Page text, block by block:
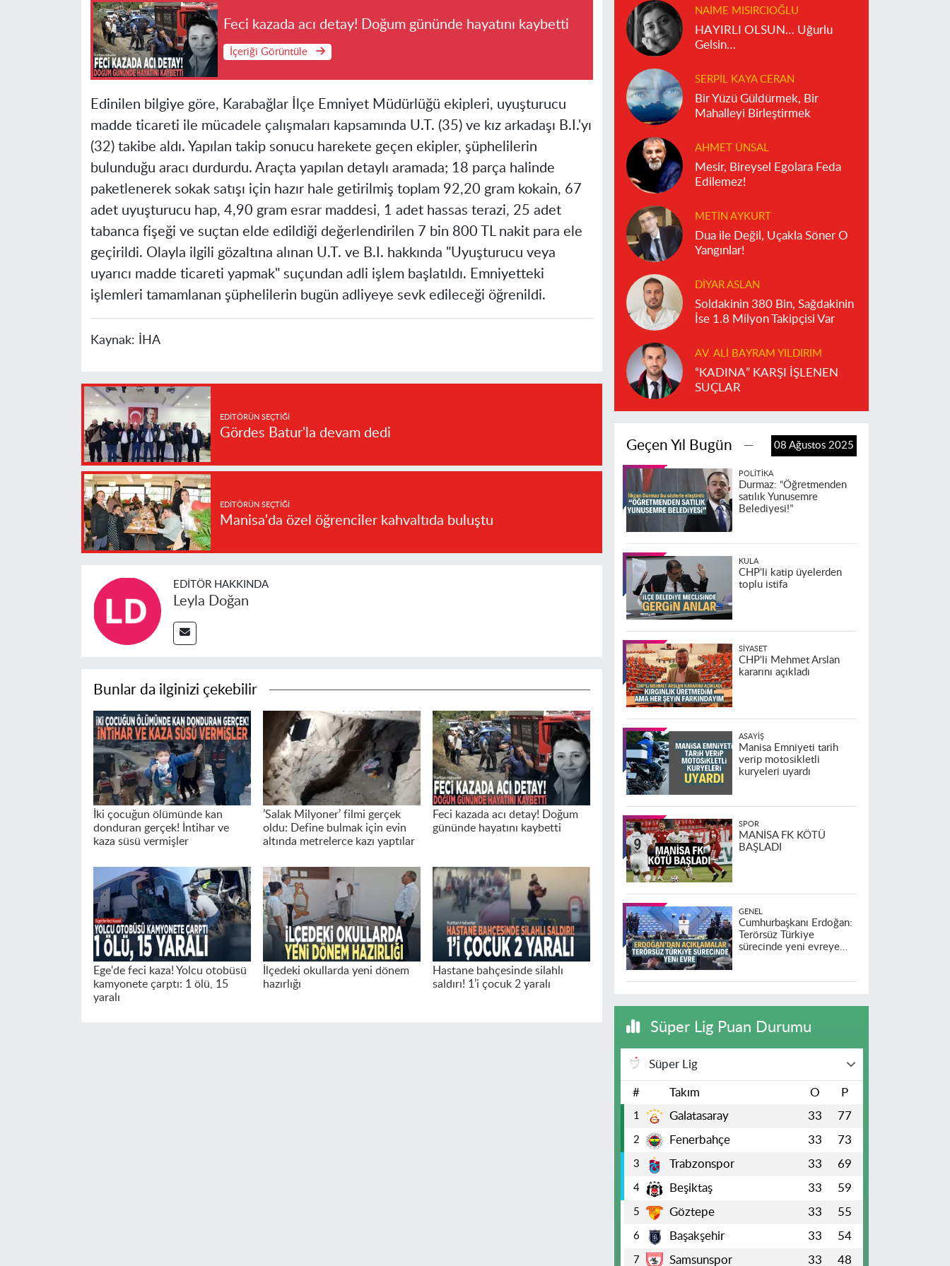
Feci kazada acı detay! Doğum gününde hayatını kaybetti
İçeriği Görüntüle
Edinilen bilgiye göre, Karabağlar İlçe Emniyet Müdürlüğü ekipleri, uyuşturucu
madde ticareti ile mücadele çalışmaları kapsamında U.T. (35) ve kız arkadaşı B.I.'yı
(32) takibe aldı. Yapılan takip sonucu harekete geçen ekipler, şüphelilerin
bulunduğu aracı durdurdu. Araçta yapılan detaylı aramada; 18 parça halinde
paketlenerek sokak satışı için hazır hale getirilmiş toplam 92,20 gram kokain, 67
adet uyuşturucu hap, 4,90 gram esrar maddesi, 1 adet hassas terazi, 25 adet
tabanca fişeği ve suçtan elde edildiği değerlendirilen 7 bin 800 TL nakit para ele
geçirildi. Olayla ilgili gözaltına alınan U.T. ve B.I. hakkında "Uyuşturucu veya
uyarıcı madde ticareti yapmak" suçundan adli işlem başlatıldı. Emniyetteki
işlemleri tamamlanan şüphelilerin bugün adliyeye sevk edileceği öğrenildi.
Kaynak: İHA
EDITÖRÜN SEÇTIĞI
Gördes Batur'la devam dedi
EDITÖRÜN SEÇTIĞI
Manisa'da özel öğrenciler kahvaltıda buluştu
EDITÖR HAKKINDA
Leyla Doğan
Bunlar da ilginizi çekebilir
İki çocuğun ölümünde kan
donduran gerçek! İntihar ve
kaza süsü vermişler
’Salak Milyoner’ filmi gerçek
oldu: Define bulmak için evin
altında metrelerce kazı yaptılar
Feci kazada acı detay! Doğum
gününde hayatını kaybetti
Ege'de feci kaza! Yolcu otobüsü
kamyonete çarptı: 1 ölü, 15
yaralı
İlçedeki okullarda yeni dönem
hazırlığı
Hastane bahçesinde silahlı
saldırı! 1’i çocuk 2 yaralı
NAIME MISIRCIOĞLU
HAYIRLI OLSUN… Uğurlu
Gelsin…
SERPIL KAYA CERAN
Bir Yüzü Güldürmek, Bir
Mahalleyi Birleştirmek
AHMET ÜNSAL
Mesir, Bireysel Egolara Feda
Edilemez!
METIN AYKURT
Dua ile Değil, Uçakla Söner O
Yangınlar!
DIYAR ASLAN
Soldakinin 380 Bin, Sağdakinin
İse 1.8 Milyon Takipçisi Var
AV. ALI BAYRAM YILDIRIM
“KADINA” KARŞI İŞLENEN
SUÇLAR
Geçen Yıl Bugün 08 Ağustos 2025
POLITIKA
Durmaz: “Öğretmenden
satılık Yunusemre
Belediyesi!”
KULA
CHP’li katip üyelerden
toplu istifa
SIYASET
CHP'li Mehmet Arslan
kararını açıkladı
ASAYIŞ
Manisa Emniyeti tarih
verip motosikletli
kuryeleri uyardı
SPOR
MANİSA FK KÖTÜ
BAŞLADI
GENEL
Cumhurbaşkanı Erdoğan:
Terörsüz Türkiye
sürecinde yeni evreye
Süper Lig Puan Durumu
Süper Lig
# Takım O P
1 Galatasaray 33 77
2 Fenerbahçe 33 73
3 Trabzonspor 33 69
4 Beşiktaş 33 59
5 Göztepe 33 55
6 Başakşehir 33 54
7 Samsunspor 33 48